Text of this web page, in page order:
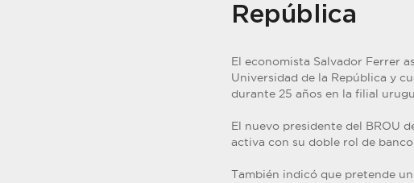
República
El economista Salvador Ferrer
Universidad de la República y
durante 25 años en la filial
El nuevo presidente del BROU
activa con su doble rol de
También indicó que pretende